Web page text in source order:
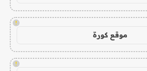
!
موقع كورة
!